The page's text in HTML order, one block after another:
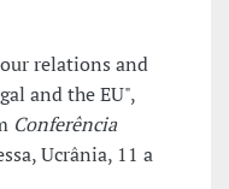
relations and
and the EU",
Conferência
Ucrânia, 11 a